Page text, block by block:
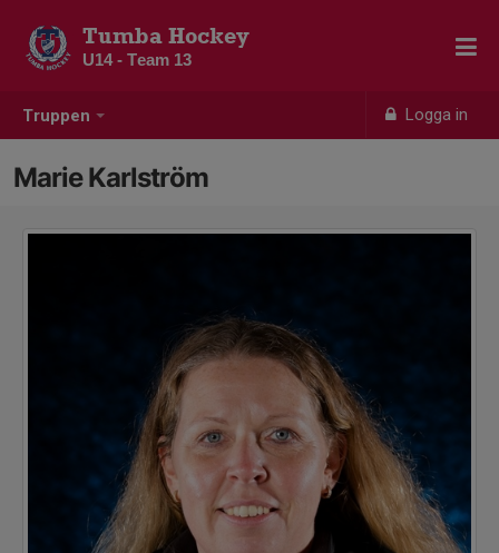
Truppen Logga in
Tumba Hockey
U14 - Team 13
Marie Karlström